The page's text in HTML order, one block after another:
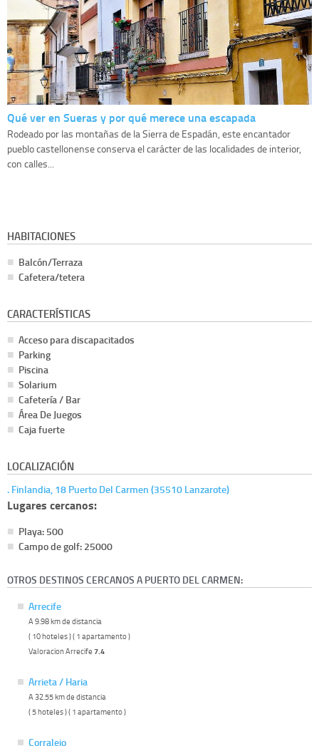
Qué ver en Sueras y por qué merece una escapada
Rodeado por las montañas de la Sierra de Espadán, este encantador
pueblo castellonense conserva el carácter de las localidades de interior,
con calles...
HABITACIONES
Balcón/Terraza
Cafetera/tetera
CARACTERÍSTICAS
Acceso para discapacitados
Parking
Piscina
Solarium
Cafetería / Bar
Área De Juegos
Caja fuerte
LOCALIZACIÓN
. Finlandia, 18 Puerto Del Carmen (35510 Lanzarote)
Lugares cercanos:
Playa: 500
Campo de golf: 25000
OTROS DESTINOS CERCANOS A PUERTO DEL CARMEN:
Arrecife
A 9.98 km de distancia
( 10 hoteles ) ( 1 apartamento )
Valoracion Arrecife 7.4
Arrieta / Haria
A 32.55 km de distancia
( 5 hoteles ) ( 1 apartamento )
Corralejo